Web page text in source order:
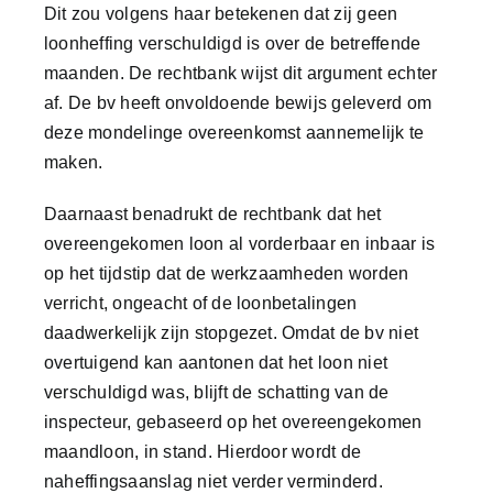
Dit zou volgens haar betekenen dat zij geen
loonheffing verschuldigd is over de betreffende
maanden. De rechtbank wijst dit argument echter
af. De bv heeft onvoldoende bewijs geleverd om
deze mondelinge overeenkomst aannemelijk te
maken.
Daarnaast benadrukt de rechtbank dat het
overeengekomen loon al vorderbaar en inbaar is
op het tijdstip dat de werkzaamheden worden
verricht, ongeacht of de loonbetalingen
daadwerkelijk zijn stopgezet. Omdat de bv niet
overtuigend kan aantonen dat het loon niet
verschuldigd was, blijft de schatting van de
inspecteur, gebaseerd op het overeengekomen
maandloon, in stand. Hierdoor wordt de
naheffingsaanslag niet verder verminderd.